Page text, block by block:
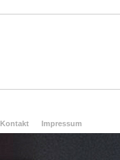
Kontakt Impressum